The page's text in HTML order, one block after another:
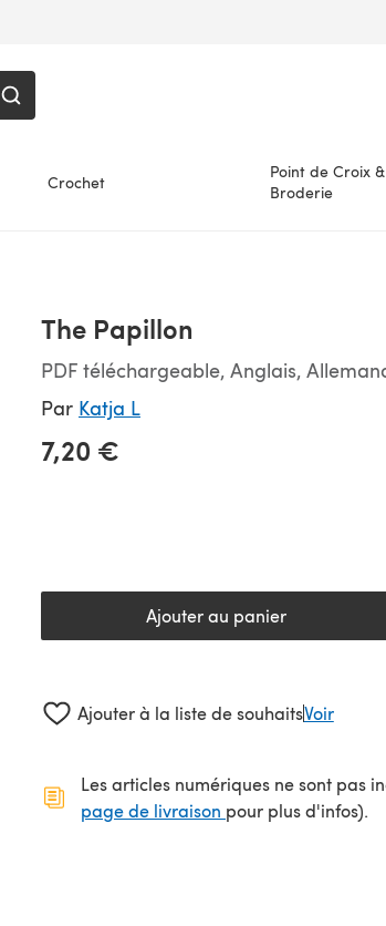
Crochet
Point de Croix &
Broderie
The Papillon
PDF téléchargeable, Anglais,
Par Katja L
7,20 €
Ajouter au panier
Ajouter à la liste de souhaitsVoir
Les articles numériques ne sont pas
page de livraison (s'ouvre dans un
pour plus d'infos).